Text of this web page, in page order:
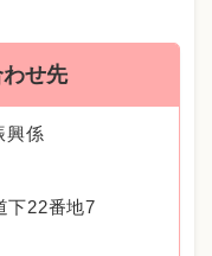
せ先
興係
下22番地7